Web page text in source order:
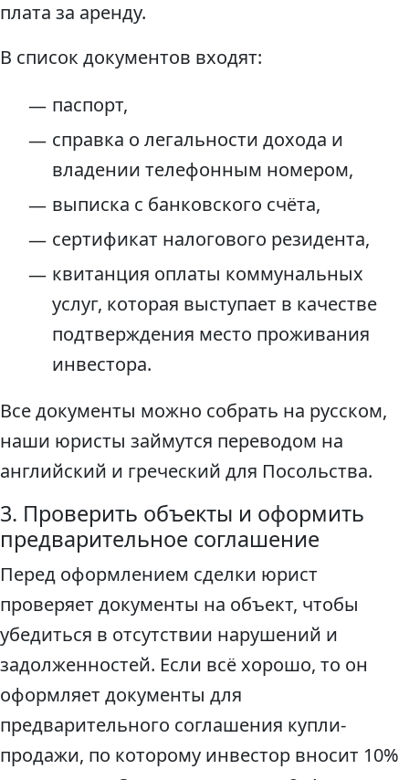
плата за аренду.
В список документов входят:
паспорт,
справка о легальности дохода и
владении телефонным номером,
выписка с банковского счёта,
сертификат налогового резидента,
квитанция оплаты коммунальных
услуг, которая выступает в качестве
подтверждения место проживания
инвестора.
Все документы можно собрать на русском,
наши юристы займутся переводом на
английский и греческий для Посольства.
3. Проверить объекты и оформить
предварительное соглашение
Перед оформлением сделки юрист
проверяет документы на объект, чтобы
убедиться в отсутствии нарушений и
задолженностей. Если всё хорошо, то он
оформляет документы для
предварительного соглашения купли-
продажи, по которому инвестор вносит 10%